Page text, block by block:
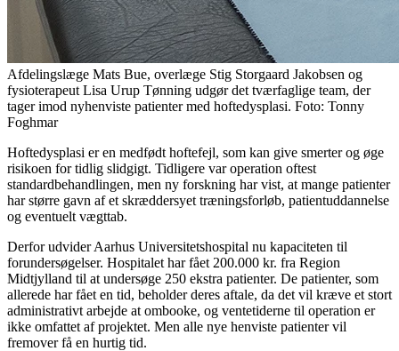
Afdelingslæge Mats Bue, overlæge Stig Storgaard Jakobsen og
fysioterapeut Lisa Urup Tønning udgør det tværfaglige team, der
tager imod nyhenviste patienter med hoftedysplasi. Foto: Tonny
Foghmar
Hoftedysplasi er en medfødt hoftefejl, som kan give smerter og øge
risikoen for tidlig slidgigt. Tidligere var operation oftest
standardbehandlingen, men ny forskning har vist, at mange patienter
har større gavn af et skræddersyet træningsforløb, patientuddannelse
og eventuelt vægttab.
Derfor udvider Aarhus Universitetshospital nu kapaciteten til
forundersøgelser. Hospitalet har fået 200.000 kr. fra Region
Midtjylland til at undersøge 250 ekstra patienter. De patienter, som
allerede har fået en tid, beholder deres aftale, da det vil kræve et stort
administrativt arbejde at ombooke, og ventetiderne til operation er
ikke omfattet af projektet. Men alle nye henviste patienter vil
fremover få en hurtig tid.